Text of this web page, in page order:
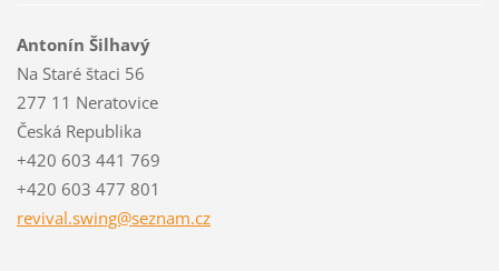
Antonín Šilhavý
Na Staré štaci 56
277 11 Neratovice
Česká Republika
+420 603 441 769
+420 603 477 801
revival.swing@seznam.cz